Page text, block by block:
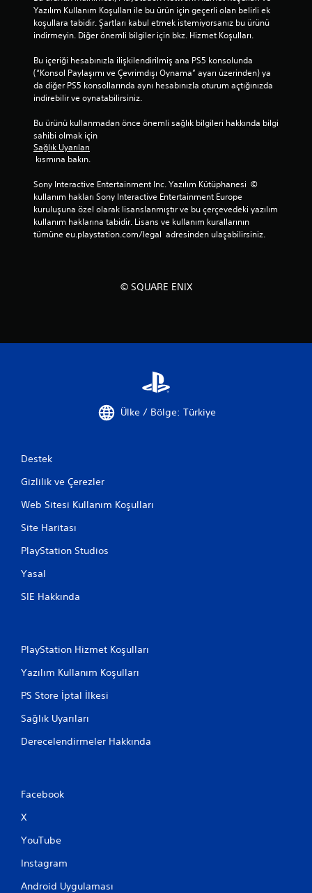
Yazılım Kullanım Koşulları ile bu ürün için geçerli olan belirli ek
koşullara tabidir. Şartları kabul etmek istemiyorsanız bu ürünü
indirmeyin. Diğer önemli bilgiler için bkz. Hizmet Koşulları.
Bu içeriği hesabınızla ilişkilendirilmiş ana PS5 konsolunda
(“Konsol Paylaşımı ve Çevrimdışı Oynama” ayarı üzerinden) ya
da diğer PS5 konsollarında aynı hesabınızla oturum açtığınızda
indirebilir ve oynatabilirsiniz.
Bu ürünü kullanmadan önce önemli sağlık bilgileri hakkında bilgi
sahibi olmak için
Sağlık Uyarıları
kısmına bakın.
Sony Interactive Entertainment Inc. Yazılım Kütüphanesi  ©
kullanım hakları Sony Interactive Entertainment Europe
kuruluşuna özel olarak lisanslanmıştır ve bu çerçevedeki yazılım
kullanım haklarına tabidir. Lisans ve kullanım kurallarının
tümüne eu.playstation.com/legal  adresinden ulaşabilirsiniz.
© SQUARE ENIX
Ülke / Bölge: Türkiye
Destek
Gizlilik ve Çerezler
Web Sitesi Kullanım Koşulları
Site Haritası
PlayStation Studios
Yasal
SIE Hakkında
PlayStation Hizmet Koşulları
Yazılım Kullanım Koşulları
PS Store İptal İlkesi
Sağlık Uyarıları
Derecelendirmeler Hakkında
Facebook
X
YouTube
Instagram
Android Uygulaması